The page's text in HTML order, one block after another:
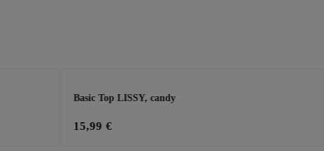
Basic Top LISSY, candy
15,99 €